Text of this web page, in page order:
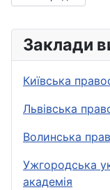
Заклади
Київська
Львівська
Волинська
Ужгородська
академія